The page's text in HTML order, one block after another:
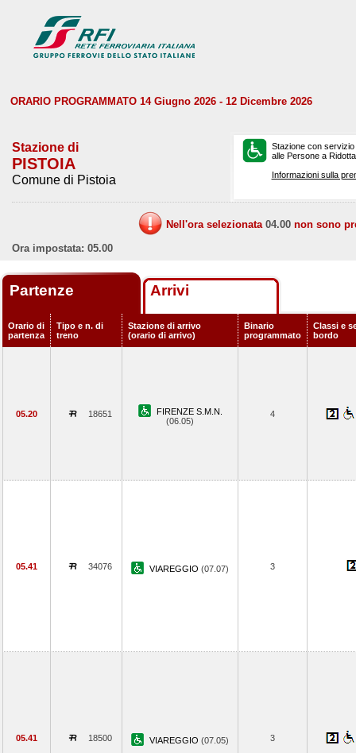
ORARIO PROGRAMMATO 14 Giugno 2026 - 12 Dicembre 2026
Stazione di
PISTOIA
Comune di Pistoia
Stazione con
alle Persone a
Informazioni sulla
Nell'ora selezionata 04.00 non sono
Ora impostata: 05.00
Partenze Arrivi
Orario di
partenza
Tipo e n. di
treno
Stazione di arrivo
(orario di arrivo)
Binario
programmato
Classi e
bordo
05.20 18651
FIRENZE S.M.N.
(06.05)
4
05.41 34076 VIAREGGIO (07.07) 3
05.41 18500 VIAREGGIO (07.05) 3